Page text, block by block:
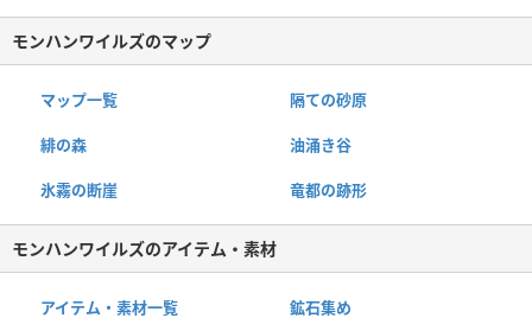
モンハンワイルズのマップ
マップ一覧 隔ての砂原
緋の森 油涌き谷
氷霧の断崖 竜都の跡形
モンハンワイルズのアイテム・素材
アイテム・素材一覧 鉱石集め